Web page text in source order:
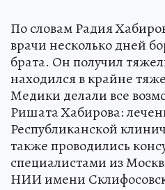
По словам Радия
врачи несколько дней
брата. Он получил
находился в крайне
Медики делали все
Ришата Хабирова:
Республиканской
также проводились
специалистами из
НИИ имени